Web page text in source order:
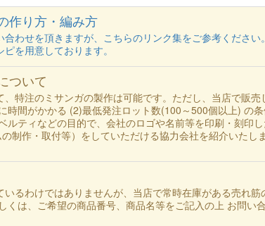
作り方・編み方
わせを頂きますが、こちらのリンク集をご参考くださ
を用意しております。
ついて
特注のミサンガの製作は可能です。ただし、当店で販
時間がかかる (2)最低発注ロット数(100～500個以上) の
ルティなどの目的で、会社のロゴや名前等を印刷・刻印
制作・取付等）をしていただける協力会社を紹介いたし
るわけではありませんが、当店で常時在庫がある売れ筋
くは、ご希望の商品番号、商品名等をご記入の上 お問い